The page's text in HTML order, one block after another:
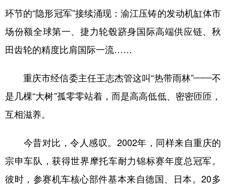
环节的“隐形冠军”接续涌现：渝江压铸的发动机缸体市
场份额全球第一、捷力轮毂跻身国际高端供应链、秋
田齿轮的精度比肩国际一流……
重庆市经信委主任王志杰管这叫“热带雨林”——不
是几棵“大树”孤零零站着，而是高高低低、密密匝匝，
互相滋养。
今昔对比，令人感叹。2002年，同样来自重庆的
宗申车队，获得世界摩托车耐力锦标赛年度总冠军。
彼时，参赛机车核心部件基本来自德国、日本。20多